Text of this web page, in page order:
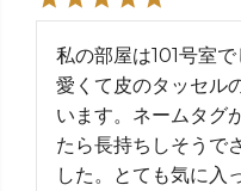
私の部屋は101号室
愛くて皮のタッセル
います。ネームタグ
たら長持ちしそうで
した。とても気に入